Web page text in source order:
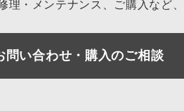
理・メンテナンス、ご購入など、
問い合わせ・購入のご相談